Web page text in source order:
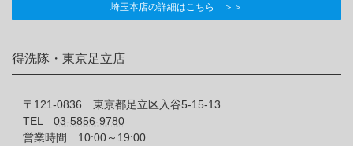
埼玉本店の詳細はこちら ＞＞
得洗隊・東京足立店
〒121-0836 東京都足立区入谷5-15-13
TEL 03-5856-9780
営業時間 10:00～19:00